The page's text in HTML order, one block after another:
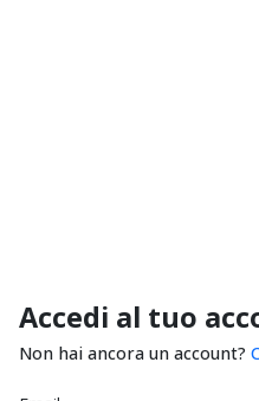
Accedi al tuo
Non hai ancora un account?